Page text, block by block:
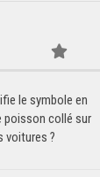
le symbole en
poisson collé sur
voitures ?